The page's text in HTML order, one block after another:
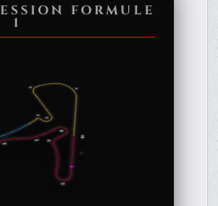
FORMULE
1